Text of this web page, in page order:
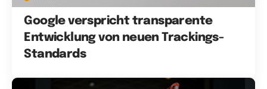
Google verspricht transparente
Entwicklung von neuen Trackings-
Standards